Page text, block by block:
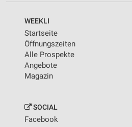
WEEKLI
Startseite
Öffnungszeiten
Alle Prospekte
Angebote
Magazin
SOCIAL
Facebook